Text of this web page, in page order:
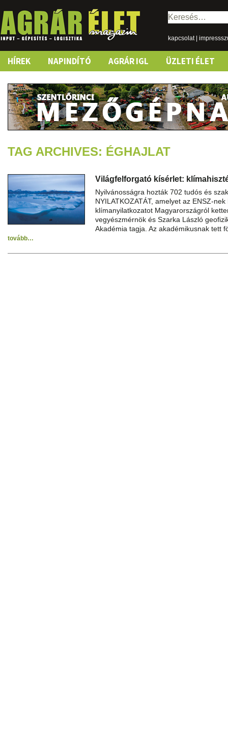
Keresés:
kapcsolat|
Skip
content
HÍREK NAPINDÍTÓ AGRÁR IGL ÜZLETI ÉLET
TAG ARCHIVES: ÉGHAJLAT
Világfelforgató kísérlet:
Nyilvánosságra hozták 702 tudós és
NYILATKOZATÁT, amelyet az ENSZ-
klímanyilatkozatot Magyarországról
vegyészmérnök és Szarka László
Akadémia tagja. Az akadémikusnak tett
tovább…